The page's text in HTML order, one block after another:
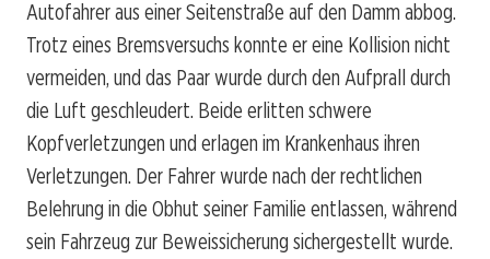
Autofahrer aus einer Seitenstraße auf den Damm abbog.
Trotz eines Bremsversuchs konnte er eine Kollision nicht
vermeiden, und das Paar wurde durch den Aufprall durch
die Luft geschleudert. Beide erlitten schwere
Kopfverletzungen und erlagen im Krankenhaus ihren
Verletzungen. Der Fahrer wurde nach der rechtlichen
Belehrung in die Obhut seiner Familie entlassen, während
sein Fahrzeug zur Beweissicherung sichergestellt wurde.